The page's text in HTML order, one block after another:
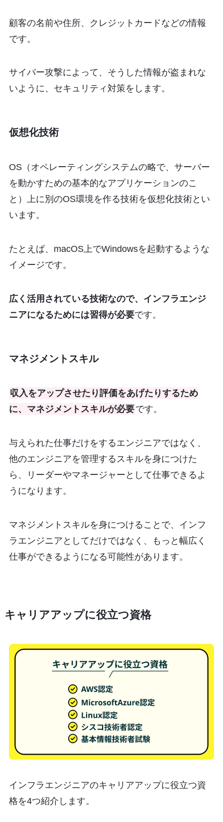
顧客の名前や住所、クレジットカードなどの情報
です。
サイバー攻撃によって、そうした情報が盗まれな
いように、セキュリティ対策をします。
仮想化技術
OS（オペレーティングシステムの略で、サーバー
を動かすための基本的なアプリケーションのこ
と）上に別のOS環境を作る技術を仮想化技術とい
います。
たとえば、macOS上でWindowsを起動するような
イメージです。
広く活用されている技術なので、インフラエンジ
ニアになるためには習得が必要です。
マネジメントスキル
収入をアップさせたり評価をあげたりするため
に、マネジメントスキルが必要です。
与えられた仕事だけをするエンジニアではなく、
他のエンジニアを管理するスキルを身につけた
ら、リーダーやマネージャーとして仕事できるよ
うになります。
マネジメントスキルを身につけることで、インフ
ラエンジニアとしてだけではなく、もっと幅広く
仕事ができるようになる可能性があります。
キャリアアップに役立つ資格
インフラエンジニアのキャリアアップに役立つ資
格を4つ紹介します。